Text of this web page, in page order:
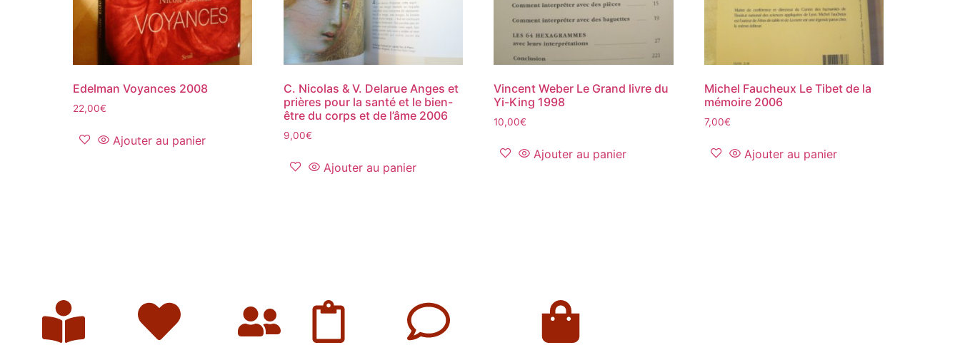
Edelman Voyances 2008
22,00€
Ajouter au panier
C. Nicolas & V. Delarue Anges et
prières pour la santé et le bien-
être du corps et de l’âme 2006
9,00€
Ajouter au panier
Vincent Weber Le Grand livre du
Yi-King 1998
10,00€
Ajouter au panier
Michel Faucheux Le Tibet de la
mémoire 2006
7,00€
Ajouter au panier